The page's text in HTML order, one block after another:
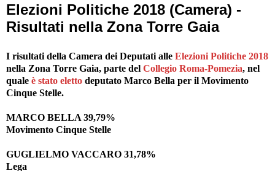
Elezioni Politiche 2018 (Camera) -
Risultati nella Zona Torre Gaia
I risultati della Camera dei Deputati alle Elezioni Politiche 2018
nella Zona Torre Gaia, parte del Collegio Roma-Pomezia, nel
quale è stato eletto deputato Marco Bella per il Movimento
Cinque Stelle.
MARCO BELLA 39,79%
Movimento Cinque Stelle
GUGLIELMO VACCARO 31,78%
Lega